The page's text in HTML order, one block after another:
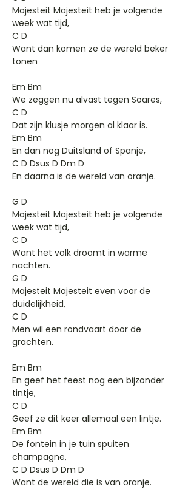
Majesteit Majesteit heb je volgende
week wat tijd,
C D
Want dan komen ze de wereld beker
tonen
Em Bm
We zeggen nu alvast tegen Soares,
C D
Dat zijn klusje morgen al klaar is.
Em Bm
En dan nog Duitsland of Spanje,
C D Dsus D Dm D
En daarna is de wereld van oranje.
G D
Majesteit Majesteit heb je volgende
week wat tijd,
C D
Want het volk droomt in warme
nachten.
G D
Majesteit Majesteit even voor de
duidelijkheid,
C D
Men wil een rondvaart door de
grachten.
Em Bm
En geef het feest nog een bijzonder
tintje,
C D
Geef ze dit keer allemaal een lintje.
Em Bm
De fontein in je tuin spuiten
champagne,
C D Dsus D Dm D
Want de wereld die is van oranje.